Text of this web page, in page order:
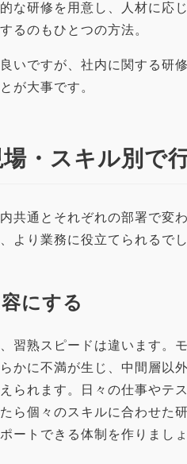
な研修を用意し、人材に応
るのもひとつの方法。
いですが、社内に関する研
が大事です。
・スキル別で
共通とそれぞれの部署で変
より業務に役立てられるでし
にする
習熟スピードは違います。
かに不満が生じ、中間層以
られます。日々の仕事やテ
ら個々のスキルに合わせた
ートできる体制を作りましょ